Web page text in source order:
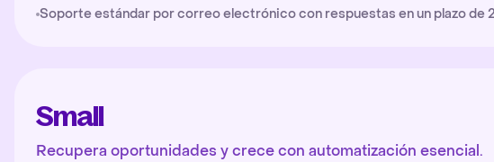
Soporte estándar por correo electrónico con respuestas en un plazo de
Small
Recupera oportunidades y crece con automatización esencial.